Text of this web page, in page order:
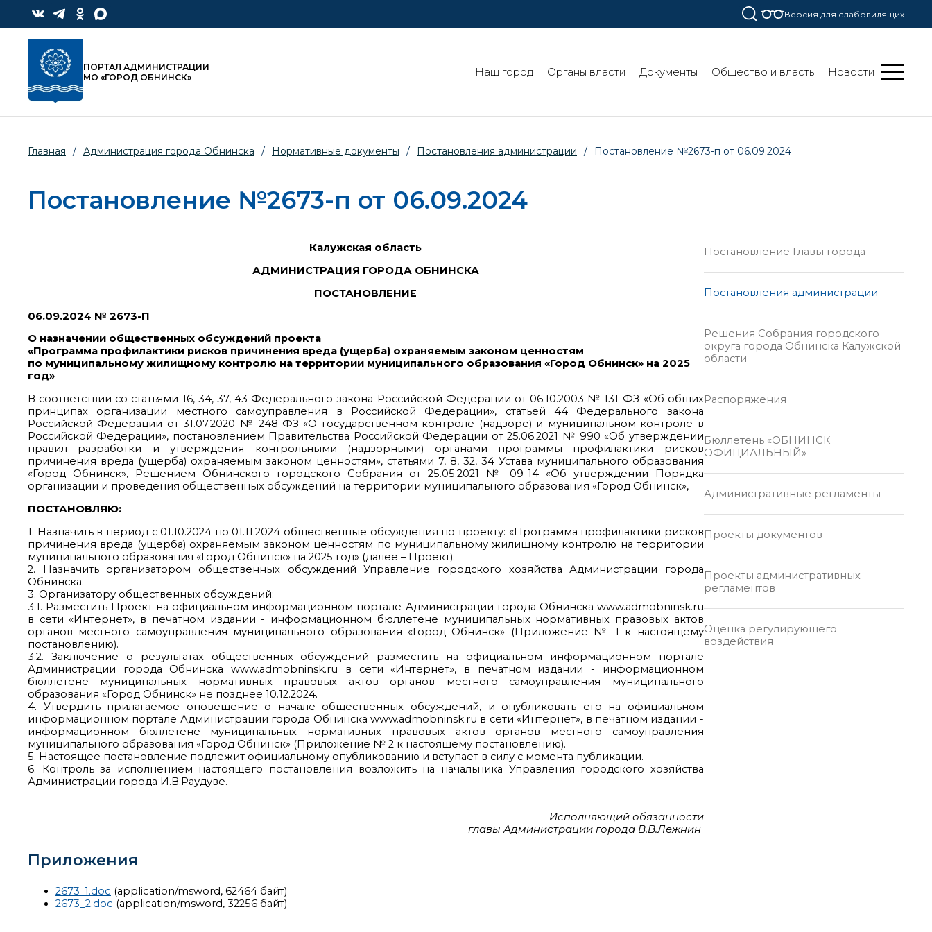
Версия для слабовидящих
ПОРТАЛ АДМИНИСТРАЦИИ
МО «ГОРОД ОБНИНСК»
Наш город Органы власти Документы Общество и власть Новости
Главная / Администрация города Обнинска / Нормативные документы / Постановления администрации / Постановление №2673-п от 06.09.2024
Постановление №2673-п от 06.09.2024
Калужская область
АДМИНИСТРАЦИЯ ГОРОДА ОБНИНСКА
ПОСТАНОВЛЕНИЕ
06.09.2024 № 2673-П
О назначении общественных обсуждений проекта
«Программа профилактики рисков причинения вреда (ущерба) охраняемым законом ценностям
по муниципальному жилищному контролю на территории муниципального образования «Город Обнинск» на 2025
год»
В соответствии со статьями 16, 34, 37, 43 Федерального закона Российской Федерации от 06.10.2003 № 131-ФЗ «Об общих
принципах организации местного самоуправления в Российской Федерации», статьей 44 Федерального закона
Российской Федерации от 31.07.2020 № 248-ФЗ «О государственном контроле (надзоре) и муниципальном контроле в
Российской Федерации», постановлением Правительства Российской Федерации от 25.06.2021 № 990 «Об утверждении
правил разработки и утверждения контрольными (надзорными) органами программы профилактики рисков
причинения вреда (ущерба) охраняемым законом ценностям», статьями 7, 8, 32, 34 Устава муниципального образования
«Город Обнинск», Решением Обнинского городского Собрания от 25.05.2021 № 09-14 «Об утверждении Порядка
организации и проведения общественных обсуждений на территории муниципального образования «Город Обнинск»,
ПОСТАНОВЛЯЮ:
1. Назначить в период с 01.10.2024 по 01.11.2024 общественные обсуждения по проекту: «Программа профилактики рисков
причинения вреда (ущерба) охраняемым законом ценностям по муниципальному жилищному контролю на территории
муниципального образования «Город Обнинск» на 2025 год» (далее – Проект).
2. Назначить организатором общественных обсуждений Управление городского хозяйства Администрации города
Обнинска.
3. Организатору общественных обсуждений:
3.1. Разместить Проект на официальном информационном портале Администрации города Обнинска www.admobninsk.ru
в сети «Интернет», в печатном издании - информационном бюллетене муниципальных нормативных правовых актов
органов местного самоуправления муниципального образования «Город Обнинск» (Приложение № 1 к настоящему
постановлению).
3.2. Заключение о результатах общественных обсуждений разместить на официальном информационном портале
Администрации города Обнинска www.admobninsk.ru в сети «Интернет», в печатном издании - информационном
бюллетене муниципальных нормативных правовых актов органов местного самоуправления муниципального
образования «Город Обнинск» не позднее 10.12.2024.
4. Утвердить прилагаемое оповещение о начале общественных обсуждений, и опубликовать его на официальном
информационном портале Администрации города Обнинска www.admobninsk.ru в сети «Интернет», в печатном издании -
информационном бюллетене муниципальных нормативных правовых актов органов местного самоуправления
муниципального образования «Город Обнинск» (Приложение № 2 к настоящему постановлению).
5. Настоящее постановление подлежит официальному опубликованию и вступает в силу с момента публикации.
6. Контроль за исполнением настоящего постановления возложить на начальника Управления городского хозяйства
Администрации города И.В.Раудуве.
Исполняющий обязанности
главы Администрации города В.В.Лежнин
Приложения
2673_1.doc (application/msword, 62464 байт)
2673_2.doc (application/msword, 32256 байт)
Постановление Главы города
Постановления администрации
Решения Собрания городского
округа города Обнинска Калужской
области
Распоряжения
Бюллетень «ОБНИНСК
ОФИЦИАЛЬНЫЙ»
Административные регламенты
Проекты документов
Проекты административных
регламентов
Оценка регулирующего
воздействия